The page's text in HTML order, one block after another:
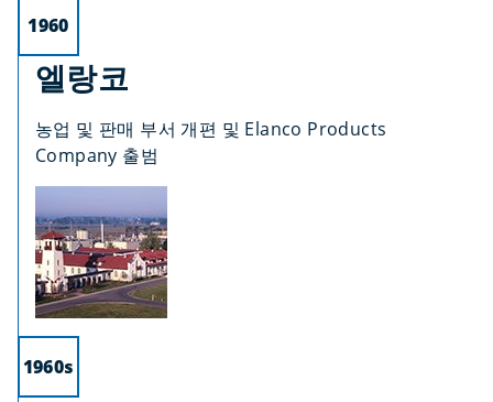
1960
엘랑코
농업 및 판매 부서 개편 및 Elanco Products
Company 출범
1960s